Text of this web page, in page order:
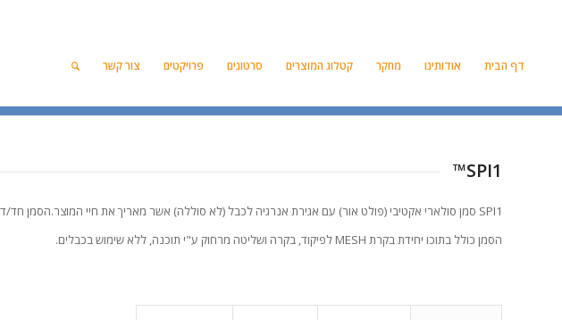
דף הבית אודותינו מחקר קטלוג המוצרים סרטונים פרויקטים צור קשר
SPI1™
SPI1 סמן סולארי אקטיבי (פולט אור) עם אגירת אנרגיה לכבל (לא סוללה) אשר מאריך את חיי המוצר.הסמן חד/דו כיווני, הארה קבוע/מהבהבת להתקנה בגובה המיסעה, צבע על פי בחירת המזמין.
הסמן כולל בתוכו יחידת בקרת MESH לפיקוד, בקרה ושליטה מרחוק ע"י תוכנה, ללא שימוש בכבלים.